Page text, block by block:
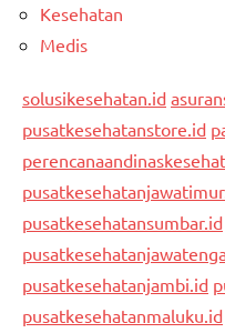
Kesehatan
Medis
solusikesehatan.id
pusatkesehatanstore.id
pusatkesehatansumbar.id
pusatkesehatanjambi.id
pusatkesehatanmaluku.id